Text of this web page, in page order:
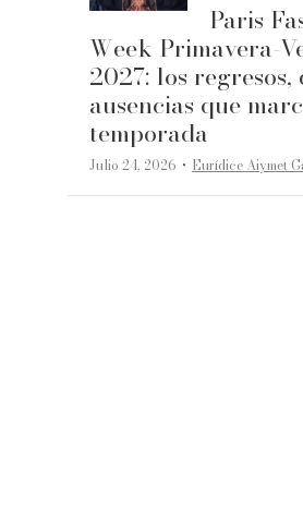
Paris
Week Primavera-
2027: los regresos,
ausencias que
temporada
Julio 24, 2026 ·Eurídice Aiymet